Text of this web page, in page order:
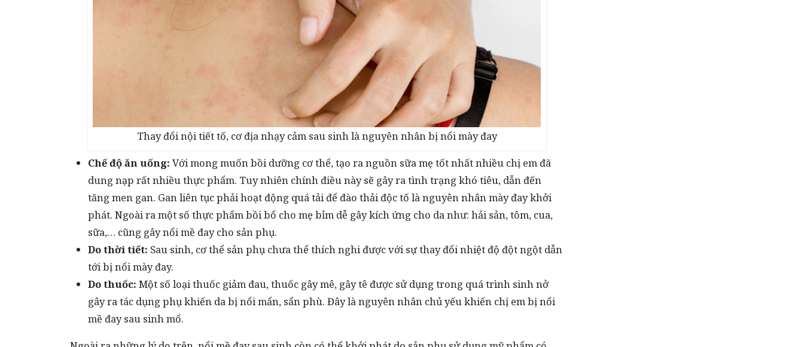
Thay đổi nội tiết tố, cơ địa nhạy cảm sau sinh là nguyên nhân bị nổi mày đay
Chế độ ăn uống: Với mong muốn bồi dưỡng cơ thể, tạo ra nguồn sữa mẹ tốt nhất nhiều chị em đã
dung nạp rất nhiều thực phẩm. Tuy nhiên chính điều này sẽ gây ra tình trạng khó tiêu, dẫn đến
tăng men gan. Gan liên tục phải hoạt động quá tải để đào thải độc tố là nguyên nhân mày đay khởi
phát. Ngoài ra một số thực phẩm bồi bổ cho mẹ bỉm dễ gây kích ứng cho da như: hải sản, tôm, cua,
sữa,… cũng gây nổi mề đay cho sản phụ.
Do thời tiết: Sau sinh, cơ thể sản phụ chưa thể thích nghi được với sự thay đổi nhiệt độ đột ngột dẫn
tới bị nổi mày đay.
Do thuốc: Một số loại thuốc giảm đau, thuốc gây mê, gây tê được sử dụng trong quá trình sinh nở
gây ra tác dụng phụ khiến da bị nổi mẩn, sẩn phù. Đây là nguyên nhân chủ yếu khiến chị em bị nổi
mề đay sau sinh mổ.